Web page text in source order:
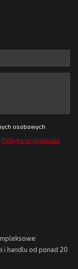
osobowych
Polityka prywatności
i handlu od ponad 20